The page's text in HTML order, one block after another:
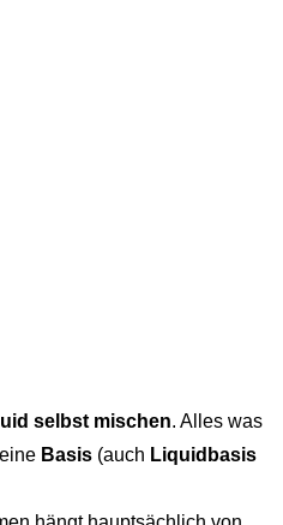
selbst mischen. Alles was
Basis (auch Liquidbasis